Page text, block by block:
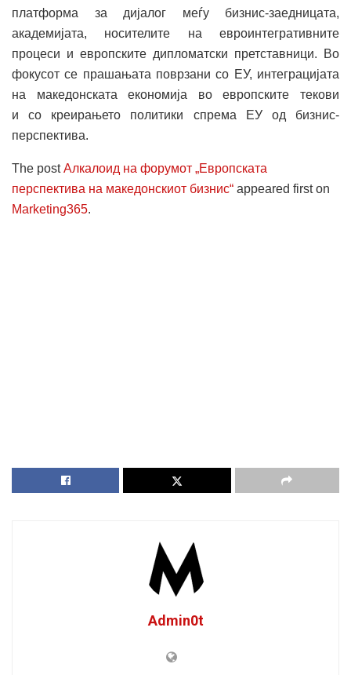
платформа за дијалог меѓу бизнис-заедницата,
академијата, носителите на евроинтегративните
процеси и европските дипломатски претставници. Во
фокусот се прашањата поврзани со ЕУ, интеграцијата
на македонската економија во европските текови
и со креирањето политики спрема ЕУ од бизнис-
перспектива.
The postАлкалоид на форумот „Европската
перспектива на македонскиот бизнис“ appeared first on
Marketing365.
Admin0t